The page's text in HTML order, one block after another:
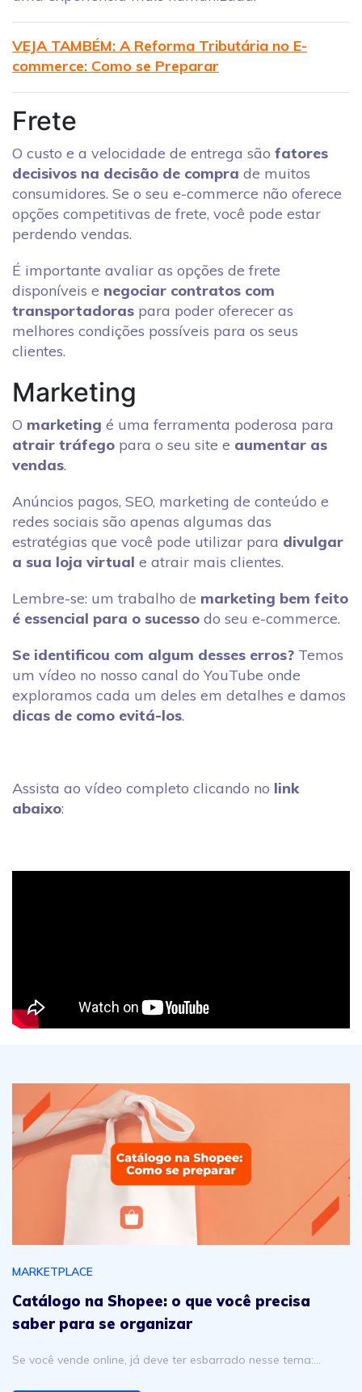
VEJA TAMBÉM: A Reforma Tributária no E-
commerce: Como se Preparar
Frete
O custo e a velocidade de entrega são fatores
decisivos na decisão de compra de muitos
consumidores. Se o seu e-commerce não oferece
opções competitivas de frete, você pode estar
perdendo vendas.
É importante avaliar as opções de frete
disponíveis e negociar contratos com
transportadoras para poder oferecer as
melhores condições possíveis para os seus
clientes.
Marketing
O marketing é uma ferramenta poderosa para
atrair tráfego para o seu site e aumentar as
vendas.
Anúncios pagos, SEO, marketing de conteúdo e
redes sociais são apenas algumas das
estratégias que você pode utilizar para divulgar
a sua loja virtual e atrair mais clientes.
Lembre-se: um trabalho de marketing bem feito
é essencial para o sucesso do seu e-commerce.
Se identificou com algum desses erros? Temos
um vídeo no nosso canal do YouTube onde
exploramos cada um deles em detalhes e damos
dicas de como evitá-los.
Assista ao vídeo completo clicando no link
abaixo:
Catálogo na Shopee: o que você precisa saber para se
MARKETPLACE
Catálogo na Shopee: o que você precisa
saber para se organizar
Se você vende online, já deve ter esbarrado nesse tema:…